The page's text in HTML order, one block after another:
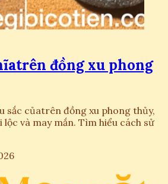
đồng xu phong
sắc củatrên đồng xu phong thủy,
và may mắn. Tìm hiểu cách sử